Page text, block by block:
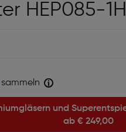
HEP085-1H
ab€ 249,00